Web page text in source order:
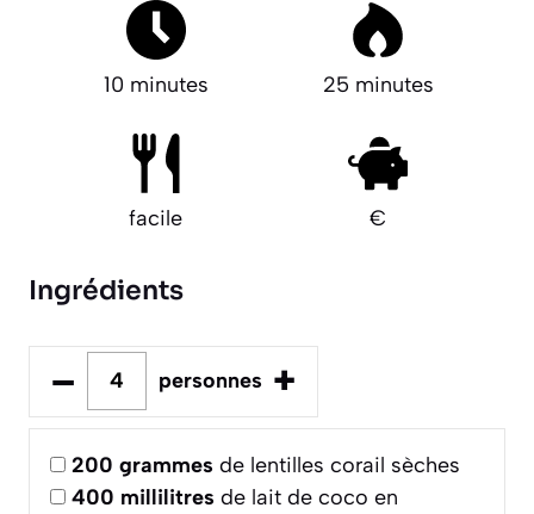
10 minutes 25 minutes
facile €
Ingrédients
– personnes +
200 grammes de lentilles corail sèches
400 millilitres de lait de coco en